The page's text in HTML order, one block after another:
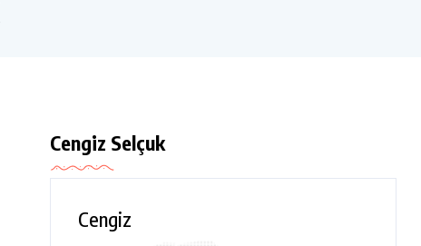
Cengiz Selçuk
Cengiz